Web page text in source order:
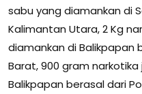
sabu yang diamankan di
Kalimantan Utara, 2 Kg
diamankan di Balikpapan
Barat, 900 gram
Balikpapan berasal dari